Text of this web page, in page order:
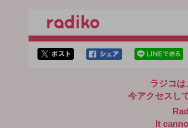
ラジコは
今アクセスし
It